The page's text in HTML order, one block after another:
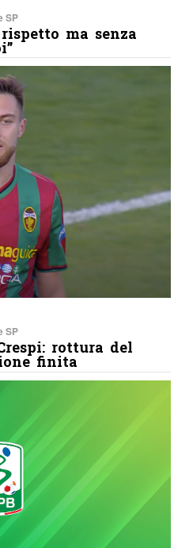
SP
ma senza
SP
rottura del
finita